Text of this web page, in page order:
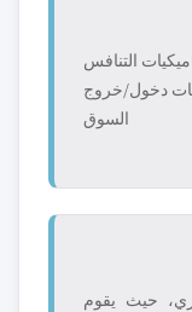
التنافس
دخول/خروج
السوق
حيث يقوم